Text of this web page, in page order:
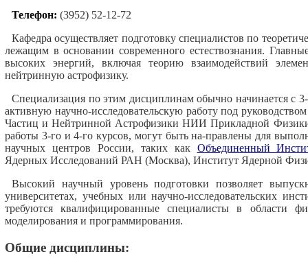
Телефон: (3952) 52-12-72
Кафедра осуществляет подготовку специалистов по
лежащим в основании современного естествознания.
высоких энергий, включая теорию взаимодействий
нейтринную астрофизику.
Специализация по этим дисциплинам обычно начинается с
активную научно-исследовательскую работу под
Частиц и Нейтринной Астрофизики НИИ Прикладной
работы 3-го и 4-го курсов, могут быть на-правлены для
научных центров России, таких как Объединенный
Ядерных Исследований РАН (Москва), Институт Ядерной
Высокий научный уровень подготовки позволяет
университетах, учебных или научно-исследовательских
требуются квалифицированные специалисты в области
моделирования и программирования.
Общие дисциплины: